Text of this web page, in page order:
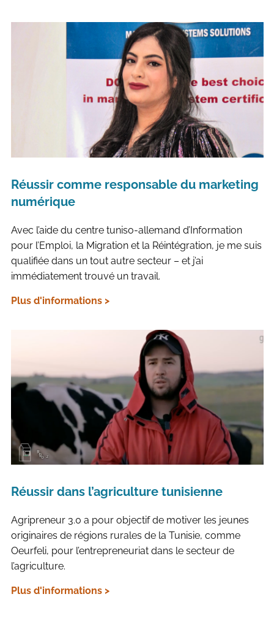
Réussir comme responsable du marketing
numérique
Avec l’aide du centre tuniso-allemand d’Information
pour l’Emploi, la Migration et la Réintégration, je me suis
qualifiée dans un tout autre secteur – et j’ai
immédiatement trouvé un travail.
Plus d'informations >
Réussir dans l’agriculture tunisienne
Agripreneur 3.0 a pour objectif de motiver les jeunes
originaires de régions rurales de la Tunisie, comme
Oeurfeli, pour l’entrepreneuriat dans le secteur de
l’agriculture.
Plus d'informations >